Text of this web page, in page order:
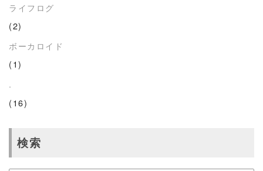
ライフログ
(2)
ボーカロイド
(1)
.
(16)
検索